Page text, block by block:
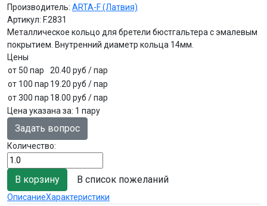
Производитель: ARTA-F (Латвия)
Артикул: F.2831
Металлическое кольцо для бретели бюстгальтера с эмалевым
покрытием. Внутренний диаметр кольца 14мм.
Цены
от 50 пар
20.40 руб / пар
от 100 пар 19.20 руб / пар
от 300 пар 18.00 руб / пар
Цена указана за: 1 пару
Задать вопрос
Количество:
В список пожеланий
ОписаниеХарактеристики